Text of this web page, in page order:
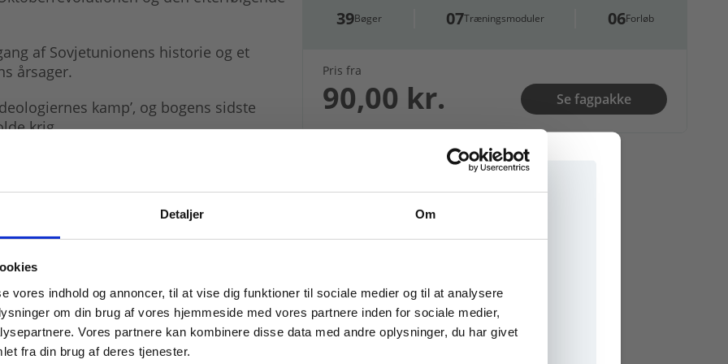
Detaljer Om
vores indhold og annoncer, til at vise dig funktioner til sociale medier og til at analysere
om din brug af vores hjemmeside med vores partnere inden for sociale medier,
Vores partnere kan kombinere disse data med andre oplysninger, du har givet
fra din brug af deres tjenester.
39Bøger 07Træningsmoduler 06Forløb
Pris fra
90,00 kr. Se fagpakke
af Sovjetunionens historie og et
årsager.
kamp’, og bogens sidste
krig.
faget russisk eller i et forløb om
mm.
Tilgå dine onlinematerialer